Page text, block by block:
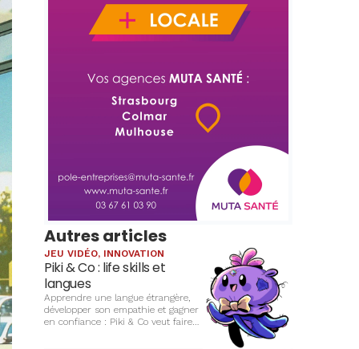
Autres articles
JEU VIDÉO, INNOVATION
Piki & Co : life skills et
langues
Apprendre une langue étrangère,
développer son empathie et gagner
en confiance : Piki & Co veut faire